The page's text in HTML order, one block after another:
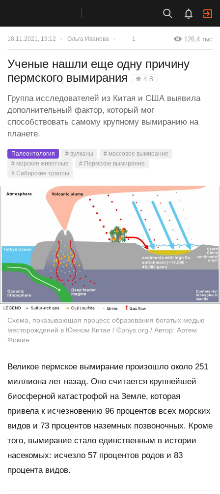
18.11.2021, 19:12 Ольга Иванова 1 126,4 тыс
Ученые нашли еще одну причину
пермского вымирания
❋ 4.8
Группа исследователей из Китая и США выявила
дополнительный фактор, который мог
способствовать самому крупному вымиранию на
планете.
Палеонтология # вулканы
# массовое вымирание
# морские животные
# Пермское вымирание
# Сибирские траппы
Схема, показывающая процесс образования богатых медью
месторождений в Южном Китае / ©phys.org / Автор: Артем
Фомин
Великое пермское вымирание произошло около 251
миллиона лет назад. Оно считается крупнейшей
биосферной катастрофой на Земле, которая
привела к исчезновению 96 процентов всех морских
видов и 73 процентов наземных позвоночных. Кроме
того, вымирание стало единственным в истории
насекомых: исчезло 57 процентов родов и 83
процента видов.